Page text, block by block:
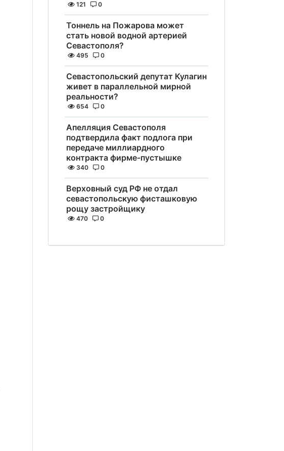
121 0
Тоннель на Пожарова может
стать новой водной артерией
Севастополя?
495 0
Севастопольский депутат Кулагин
живет в параллельной мирной
реальности?
654 0
Апелляция Севастополя
подтвердила факт подлога при
передаче миллиардного
контракта фирме-пустышке
340 0
Верховный суд РФ не отдал
севастопольскую фисташковую
рощу застройщику
470 0